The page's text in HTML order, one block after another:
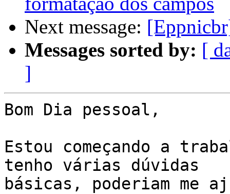
Next message:
Messages sorted by: [
]
Bom Dia pessoal,
Estou começando a
tenho várias dúvidas
básicas, poderiam me